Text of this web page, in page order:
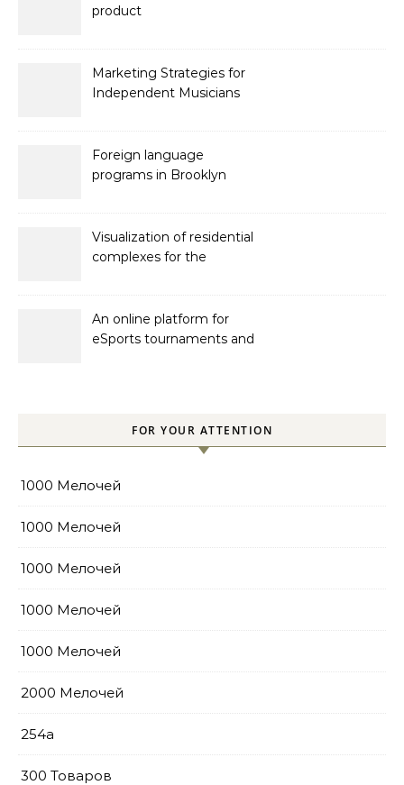
product
Marketing Strategies for
Independent Musicians
Foreign language
programs in Brooklyn
Visualization of residential
complexes for the
An online platform for
eSports tournaments and
FOR YOUR ATTENTION
1000 Мелочей
1000 Мелочей
1000 Мелочей
1000 Мелочей
1000 Мелочей
2000 Мелочей
254a
300 Товаров